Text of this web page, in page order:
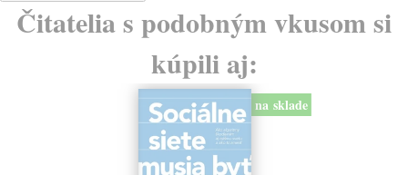
Čitatelia s podobným vkusom si
kúpili aj:
na sklade